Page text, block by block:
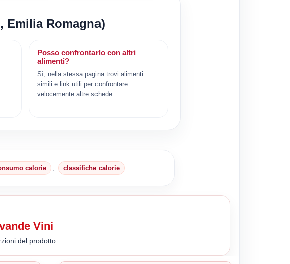
Emilia Romagna)
Posso confrontarlo con altri
alimenti?
Sì, nella stessa pagina trovi alimenti
simili e link utili per confrontare
velocemente altre schede.
calorie classifiche calorie
Vini
del prodotto.